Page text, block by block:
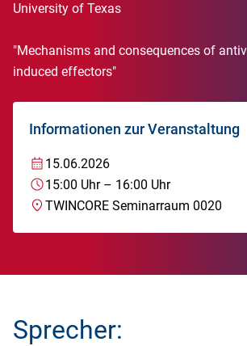
University of Texas
"Mechanisms and consequences of
induced effectors"
Informationen zur Veranstaltung
15.06.2026
15:00 Uhr– 16:00 Uhr
TWINCORE Seminarraum 0020
Sprecher: